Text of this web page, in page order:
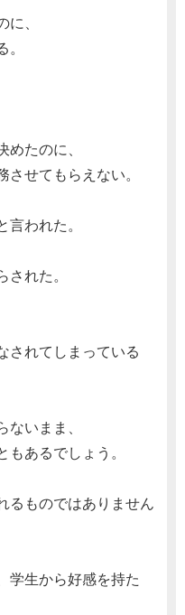
に、
たのに、
せてもらえない。
言われた。
れた。
されてしまっている
いまま、
あるでしょう。
るものではありません
学生から好感を持た